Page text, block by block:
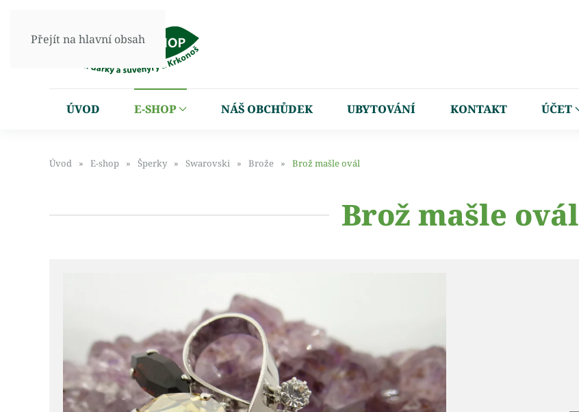
Přejít na hlavní obsah
ÚVOD E-SHOP NÁŠ OBCHŮDEK UBYTOVÁNÍ KONTAKT ÚČET
Úvod E-shop Šperky Swarovski Brože Brož mašle ovál
Brož mašle ovál